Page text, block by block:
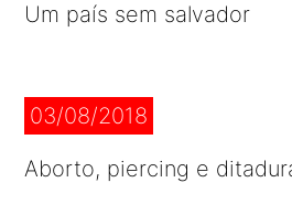
Um país sem salvador
03/08/2018
Aborto, piercing e